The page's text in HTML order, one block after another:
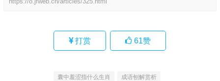
打赏 61赞
囊中羞涩指什么生肖 成语刨解赏析